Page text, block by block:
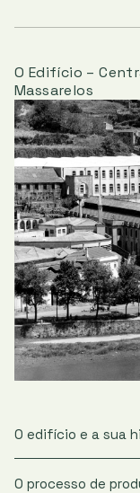
O Edifício –
Massarelos
O edifício e a sua
O processo de